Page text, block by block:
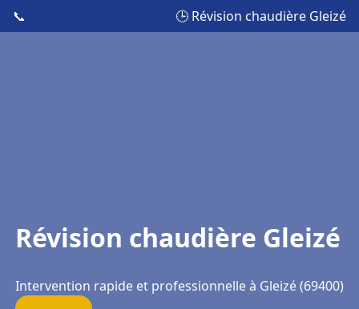
📞 🕒 Révision chaudière Gleizé
Révision chaudière Gleizé
Intervention rapide et professionnelle à Gleizé (69400)